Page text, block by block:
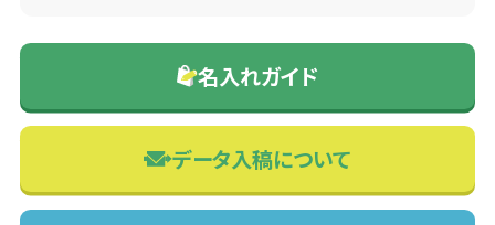
名入れガイド
データ入稿について